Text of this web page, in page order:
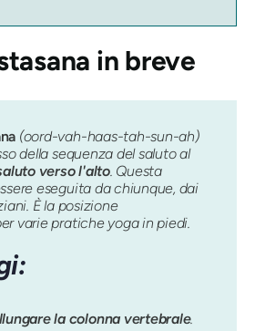
in breve
(oord-vah-haas-tah-sun-ah)
della sequenza del saluto al
verso l'alto. Questa
eseguita da chiunque, dai
È la posizione
varie pratiche yoga in piedi.
la colonna vertebrale.